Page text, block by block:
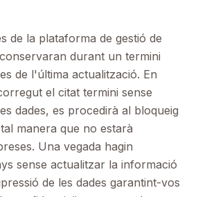
de la plataforma de gestió de
durant un termini
de l'última actualització. En
el citat termini sense
dades, es procedirà al bloqueig
manera que no estarà
Una vegada hagin
sense actualitzar la informació
de les dades garantint-vos